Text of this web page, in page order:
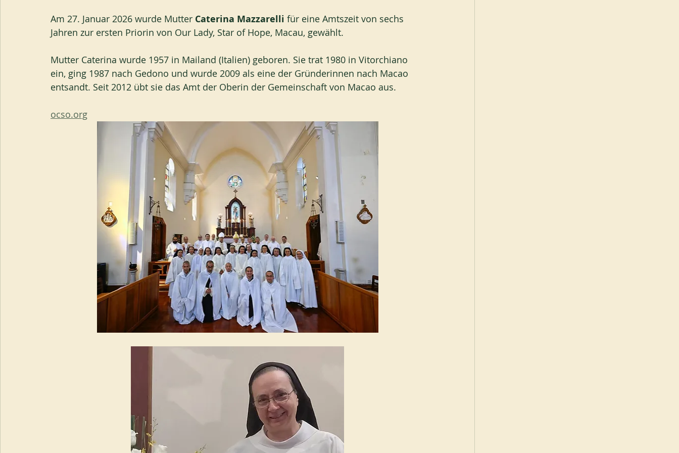
Am 27. Januar 2026 wurde Mutter Caterina Mazzarelli für eine Amtszeit von sechs
Jahren zur ersten Priorin von Our Lady, Star of Hope, Macau, gewählt.
Mutter Caterina wurde 1957 in Mailand (Italien) geboren. Sie trat 1980 in Vitorchiano
ein, ging 1987 nach Gedono und wurde 2009 als eine der Gründerinnen nach Macao
entsandt. Seit 2012 übt sie das Amt der Oberin der Gemeinschaft von Macao aus.
ocso.org